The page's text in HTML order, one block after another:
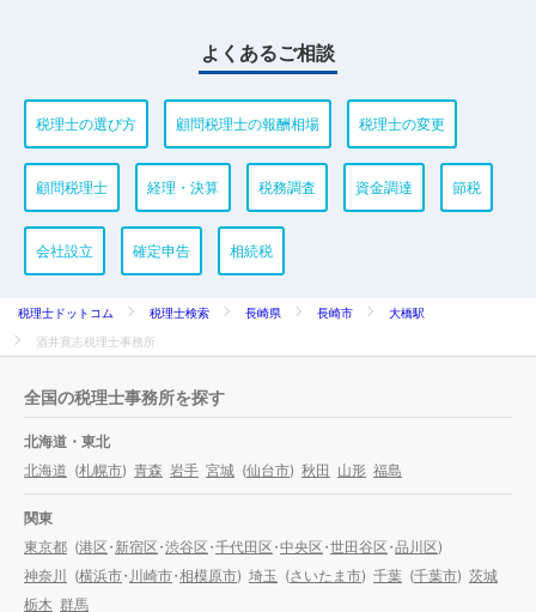
よくあるご相談
税理士の選び方 顧問税理士の報酬相場 税理士の変更
顧問税理士 経理・決算 税務調査 資金調達 節税
会社設立 確定申告 相続税
税理士ドットコム 税理士検索 長崎県 長崎市
大橋駅
酒井寛志税理士事務所
全国の税理士事務所を探す
北海道・東北
北海道 (札幌市) 青森 岩手 宮城 (仙台市) 秋田 山形 福島
関東
東京都 (港区・新宿区・渋谷区・千代田区・中央区・世田谷区・品川区)
神奈川 (横浜市・川崎市・相模原市) 埼玉 (さいたま市) 千葉 (千葉市) 茨城
栃木 群馬